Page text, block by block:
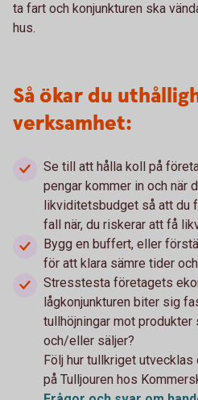
ta fart och konjunkturen ska
hus.
Så ökar du
verksamhet:
Se till att hålla koll på
pengar kommer in och när
likviditetsbudget så att du
fall när, du riskerar att få
Bygg en buffert, eller
för att klara sämre tider
Stresstesta företagets
lågkonjunkturen biter sig
tullhöjningar mot
och/eller säljer?
Följ hur tullkriget
på Tulljouren hos